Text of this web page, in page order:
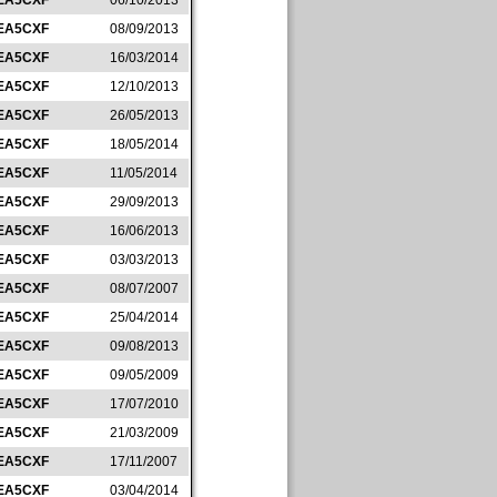
08/09/2013
16/03/2014
12/10/2013
26/05/2013
18/05/2014
11/05/2014
29/09/2013
16/06/2013
03/03/2013
08/07/2007
25/04/2014
09/08/2013
09/05/2009
17/07/2010
21/03/2009
17/11/2007
03/04/2014